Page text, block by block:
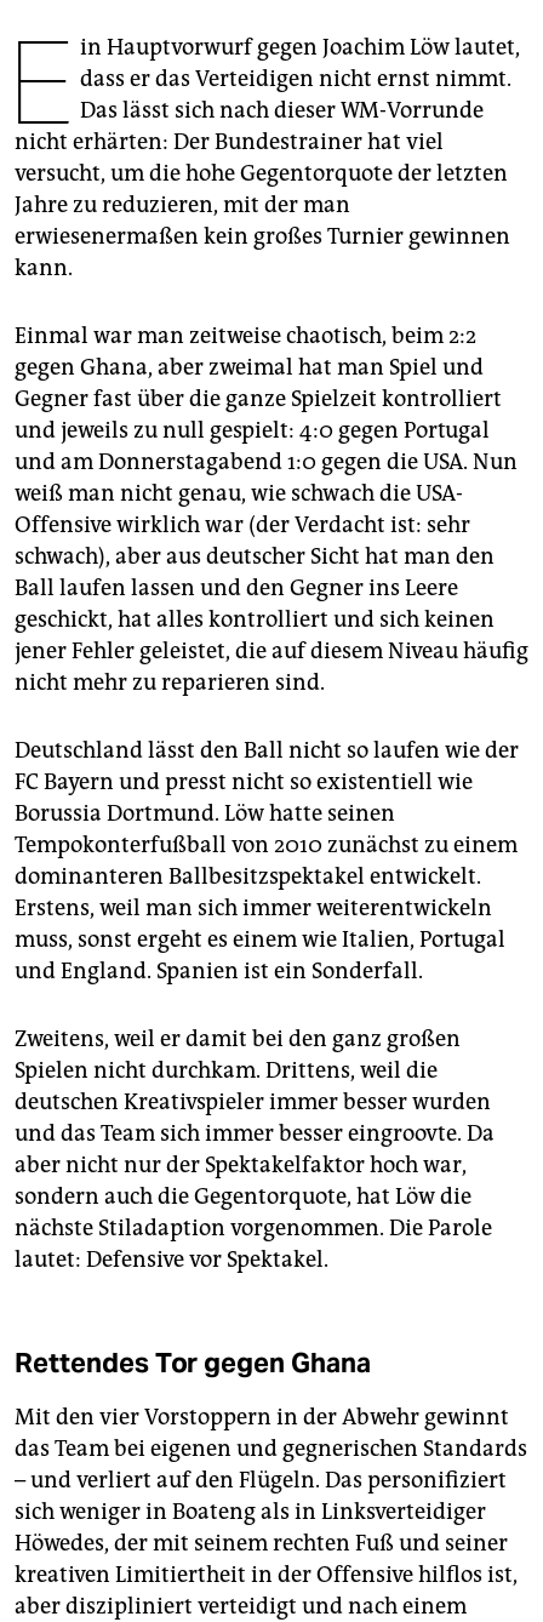
epaper login
E in Hauptvorwurf gegen Joachim Löw lautet,
dass er das Verteidigen nicht ernst nimmt.
Das lässt sich nach dieser WM-Vorrunde
nicht erhärten: Der Bundestrainer hat viel
versucht, um die hohe Gegentorquote der letzten
Jahre zu reduzieren, mit der man
erwiesenermaßen kein großes Turnier gewinnen
kann.
Einmal war man zeitweise chaotisch, beim 2:2
gegen Ghana, aber zweimal hat man Spiel und
Gegner fast über die ganze Spielzeit kontrolliert
und jeweils zu null gespielt: 4:0 gegen Portugal
und am Donnerstagabend 1:0 gegen die USA. Nun
weiß man nicht genau, wie schwach die USA-
Offensive wirklich war (der Verdacht ist: sehr
schwach), aber aus deutscher Sicht hat man den
Ball laufen lassen und den Gegner ins Leere
geschickt, hat alles kontrolliert und sich keinen
jener Fehler geleistet, die auf diesem Niveau häufig
nicht mehr zu reparieren sind.
Deutschland lässt den Ball nicht so laufen wie der
FC Bayern und presst nicht so existentiell wie
Borussia Dortmund. Löw hatte seinen
Tempokonterfußball von 2010 zunächst zu einem
dominanteren Ballbesitzspektakel entwickelt.
Erstens, weil man sich immer weiterentwickeln
muss, sonst ergeht es einem wie Italien, Portugal
und England. Spanien ist ein Sonderfall.
Zweitens, weil er damit bei den ganz großen
Spielen nicht durchkam. Drittens, weil die
deutschen Kreativspieler immer besser wurden
und das Team sich immer besser eingroovte. Da
aber nicht nur der Spektakelfaktor hoch war,
sondern auch die Gegentorquote, hat Löw die
nächste Stiladaption vorgenommen. Die Parole
lautet: Defensive vor Spektakel.
Rettendes Tor gegen Ghana
Mit den vier Vorstoppern in der Abwehr gewinnt
das Team bei eigenen und gegnerischen Standards
– und verliert auf den Flügeln. Das personifiziert
sich weniger in Boateng als in Linksverteidiger
Höwedes, der mit seinem rechten Fuß und seiner
kreativen Limitiertheit in der Offensive hilflos ist,
aber diszipliniert verteidigt und nach einem